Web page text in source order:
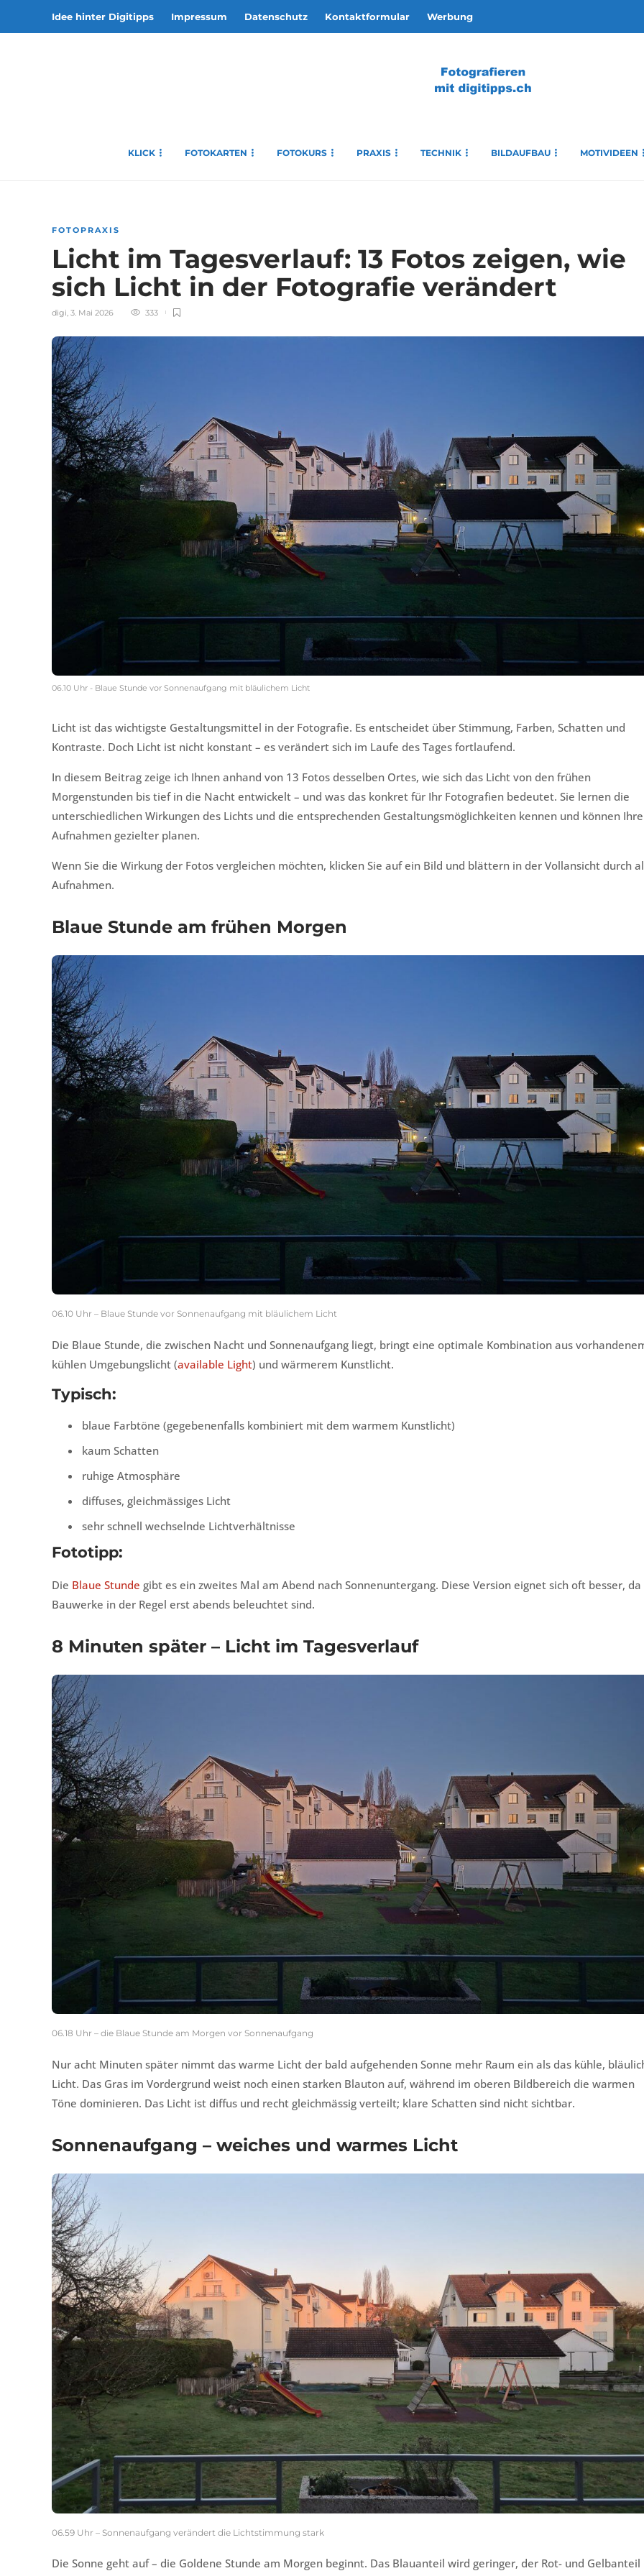
Idee hinter Digitipps Impressum Datenschutz Kontaktformular Werbung
KLICK FOTOKARTEN FOTOKURS PRAXIS TECHNIK BILDAUFBAU MOTIVIDEEN
FOTOPRAXIS
Licht im Tagesverlauf: 13 Fotos zeigen, wie
sich Licht in der Fotografie verändert
digi, 3. Mai 2026 333
06.10 Uhr - Blaue Stunde vor Sonnenaufgang mit bläulichem Licht
Licht ist das wichtigste Gestaltungsmittel in der Fotografie. Es entscheidet über Stimmung, Farben, Schatten und
Kontraste. Doch Licht ist nicht konstant – es verändert sich im Laufe des Tages fortlaufend.
In diesem Beitrag zeige ich Ihnen anhand von 13 Fotos desselben Ortes, wie sich das Licht von den frühen
Morgenstunden bis tief in die Nacht entwickelt – und was das konkret für Ihr Fotografien bedeutet. Sie lernen die
unterschiedlichen Wirkungen des Lichts und die entsprechenden Gestaltungsmöglichkeiten kennen und können Ihre
Aufnahmen gezielter planen.
Wenn Sie die Wirkung der Fotos vergleichen möchten, klicken Sie auf ein Bild und blättern in der Vollansicht durch
Aufnahmen.
Blaue Stunde am frühen Morgen
06.10 Uhr – Blaue Stunde vor Sonnenaufgang mit bläulichem Licht
Die Blaue Stunde, die zwischen Nacht und Sonnenaufgang liegt, bringt eine optimale Kombination aus
kühlen Umgebungslicht (available Light) und wärmerem Kunstlicht.
Typisch:
blaue Farbtöne (gegebenenfalls kombiniert mit dem warmem Kunstlicht)
kaum Schatten
ruhige Atmosphäre
diffuses, gleichmässiges Licht
sehr schnell wechselnde Lichtverhältnisse
Fototipp:
Die Blaue Stunde gibt es ein zweites Mal am Abend nach Sonnenuntergang. Diese Version eignet sich oft besser, da
Bauwerke in der Regel erst abends beleuchtet sind.
8 Minuten später – Licht im Tagesverlauf
06.18 Uhr – die Blaue Stunde am Morgen vor Sonnenaufgang
Nur acht Minuten später nimmt das warme Licht der bald aufgehenden Sonne mehr Raum ein als das kühle,
Licht. Das Gras im Vordergrund weist noch einen starken Blauton auf, während im oberen Bildbereich die warmen
Töne dominieren. Das Licht ist diffus und recht gleichmässig verteilt; klare Schatten sind nicht sichtbar.
Sonnenaufgang – weiches und warmes Licht
06.59 Uhr – Sonnenaufgang verändert die Lichtstimmung stark
Die Sonne geht auf – die Goldene Stunde am Morgen beginnt. Das Blauanteil wird geringer, der Rot- und Gelbanteil